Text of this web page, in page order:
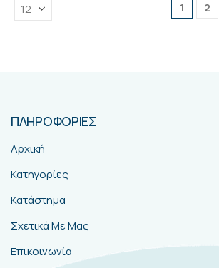
1 2
ΠΛΗΡΟΦΟΡΙΕΣ
Αρχική
Κατηγορίες
Κατάστημα
Σχετικά Με Μας
Επικοινωνία